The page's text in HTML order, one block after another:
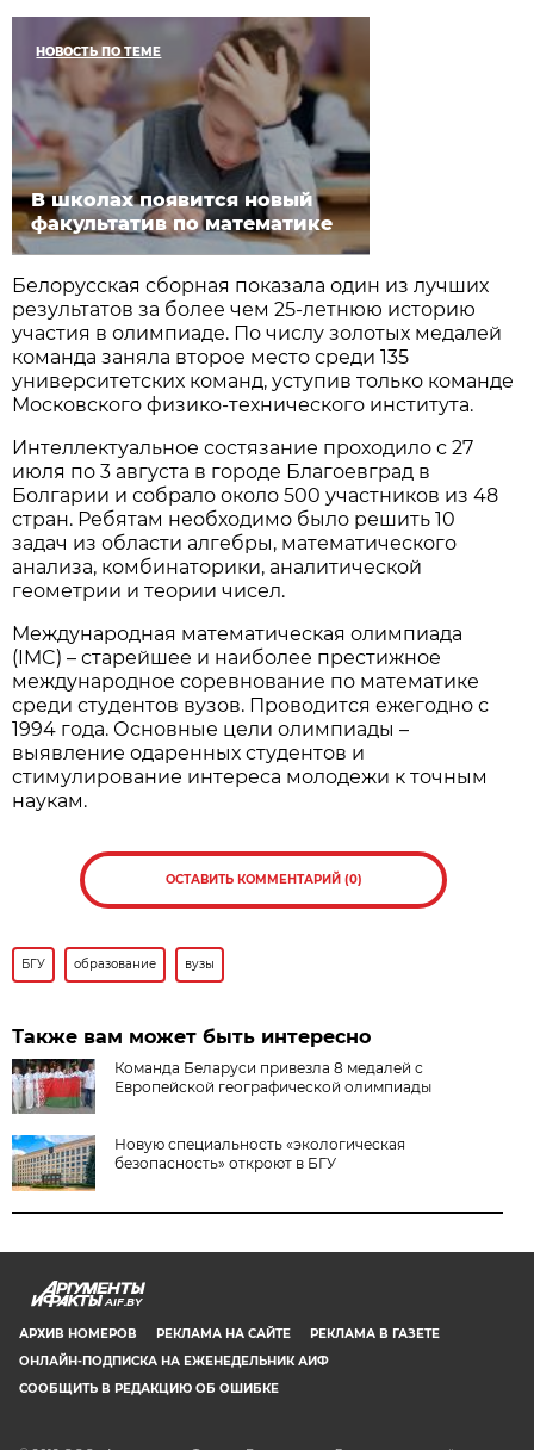
НОВОСТЬ ПО ТЕМЕ
В школах появится новый
факультатив по математике
Белорусская сборная показала один из лучших
результатов за более чем 25-летнюю историю
участия в олимпиаде. По числу золотых медалей
команда заняла второе место среди 135
университетских команд, уступив только команде
Московского физико-технического института.
Интеллектуальное состязание проходило с 27
июля по 3 августа в городе Благоевград в
Болгарии и собрало около 500 участников из 48
стран. Ребятам необходимо было решить 10
задач из области алгебры, математического
анализа, комбинаторики, аналитической
геометрии и теории чисел.
Международная математическая олимпиада
(IMC) – старейшее и наиболее престижное
международное соревнование по математике
среди студентов вузов. Проводится ежегодно с
1994 года. Основные цели олимпиады –
выявление одаренных студентов и
стимулирование интереса молодежи к точным
наукам.
ОСТАВИТЬ КОММЕНТАРИЙ (0)
БГУ образование вузы
Также вам может быть интересно
Команда Беларуси привезла 8 медалей с
Европейской географической олимпиады
Новую специальность «экологическая
безопасность» откроют в БГУ
AIF.BY
АРХИВ НОМЕРОВ РЕКЛАМА НА САЙТЕ
РЕКЛАМА В ГАЗЕТЕ
ОНЛАЙН-ПОДПИСКА НА ЕЖЕНЕДЕЛЬНИК АИФ
СООБЩИТЬ В РЕДАКЦИЮ ОБ ОШИБКЕ